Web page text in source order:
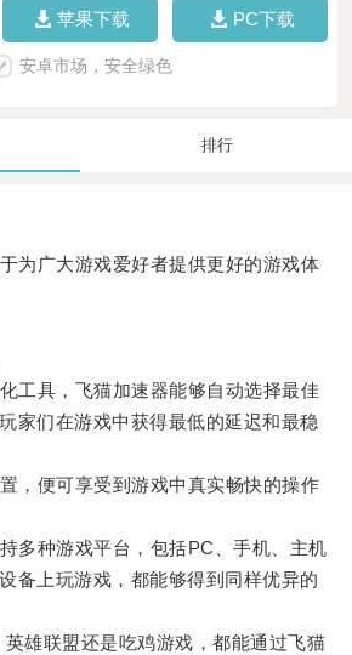
苹果下载 PC下载
安卓市场，安全绿色
排行
广大游戏爱好者提供更好的游戏体
具，飞猫加速器能够自动选择最佳
家们在游戏中获得最低的延迟和最稳
便可享受到游戏中真实畅快的操作
种游戏平台，包括PC、手机、主机
备上玩游戏，都能够得到同样优异的
联盟还是吃鸡游戏，都能通过飞猫